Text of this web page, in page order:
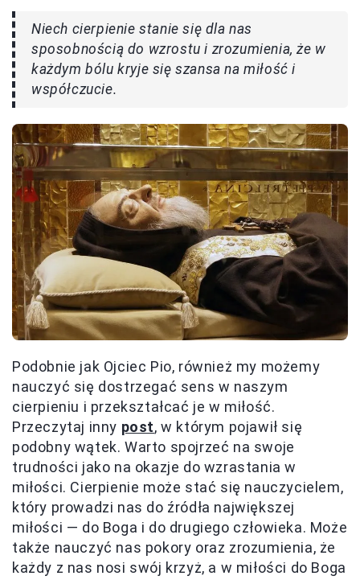
Niech cierpienie stanie się dla nas
sposobnością do wzrostu i zrozumienia, że w
każdym bólu kryje się szansa na miłość i
współczucie.
Podobnie jak Ojciec Pio, również my możemy
nauczyć się dostrzegać sens w naszym
cierpieniu i przekształcać je w miłość.
Przeczytaj inny post, w którym pojawił się
podobny wątek. Warto spojrzeć na swoje
trudności jako na okazje do wzrastania w
miłości. Cierpienie może stać się nauczycielem,
który prowadzi nas do źródła największej
miłości — do Boga i do drugiego człowieka. Może
także nauczyć nas pokory oraz zrozumienia, że
każdy z nas nosi swój krzyż, a w miłości do Boga